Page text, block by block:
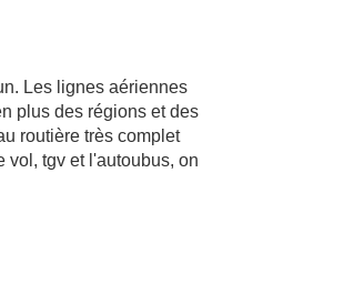
Les lignes aériennes
plus des régions et des
routière très complet
vol, tgv et l'autoubus, on